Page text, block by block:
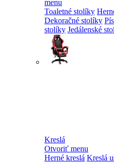
menu
Toaletné stolíky
Dekoračné stolíky
stolíky Jedálenské
Kreslá
Otvoriť menu
Herné kreslá Kreslá